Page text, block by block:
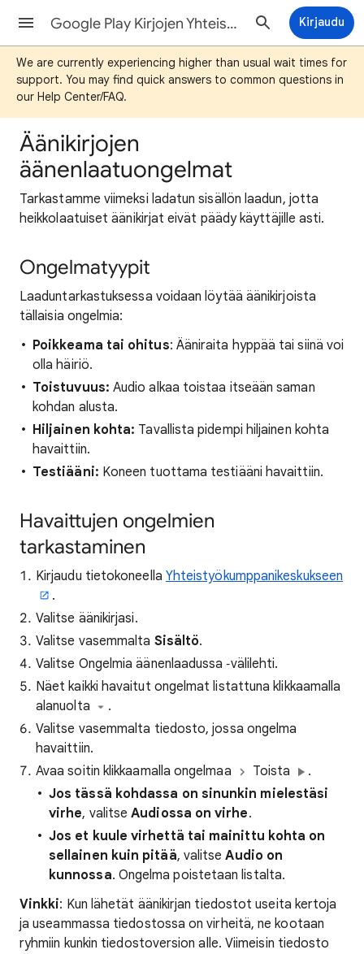
Google Play Kirjojen Yhteistyökumppanikeskuksen ohjeet Kirjaudu
We are currently experiencing higher than usual wait times for
support. You may find quick answers to common questions in
our Help Center/FAQ.
Äänikirjojen
äänenlaatuongelmat
Tarkastamme viimeksi ladatun sisällön laadun, jotta
heikkolaatuiset äänikirjat eivät päädy käyttäjille asti.
Ongelmatyypit
Laaduntarkastuksessa voidaan löytää äänikirjoista
tällaisia ongelmia:
Poikkeama tai ohitus: Ääniraita hyppää tai siinä voi
olla häiriö.
Toistuvuus: Audio alkaa toistaa itseään saman
kohdan alusta.
Hiljainen kohta: Tavallista pidempi hiljainen kohta
havaittiin.
Testiääni: Koneen tuottama testiääni havaittiin.
Havaittujen ongelmien
tarkastaminen
Kirjaudu tietokoneella Yhteistyökumppanikeskukseen
.
Valitse äänikirjasi.
Valitse vasemmalta Sisältö.
Valitse Ongelmia äänenlaadussa ‑välilehti.
Näet kaikki havaitut ongelmat listattuna klikkaamalla
alanuolta
.
Valitse vasemmalta tiedosto, jossa ongelma
havaittiin.
Avaa soitin klikkaamalla ongelmaa
Toista
.
Jos tässä kohdassa on sinunkin mielestäsi
virhe, valitseAudiossa on virhe.
Jos et kuule virhettä tai mainittu kohta on
sellainen kuin pitää, valitseAudio on
kunnossa. Ongelma poistetaan listalta.
Vinkki: Kun lähetät äänikirjan tiedostot useita kertoja
ja useammassa tiedostossa on virheitä, ne kootaan
ryhmiin kunkin tiedostoversion alle. Viimeisin tiedosto